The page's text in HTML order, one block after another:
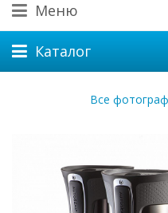
Меню
Каталог
Все